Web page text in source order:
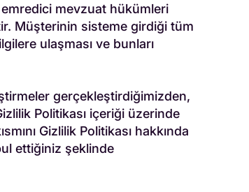
mevzuat hükümleri
Müşterinin sisteme girdiği tüm
ulaşması ve bunları
gerçekleştirdiğimizden,
Politikası içeriği üzerinde
Gizlilik Politikası hakkında
ettiğiniz şeklinde